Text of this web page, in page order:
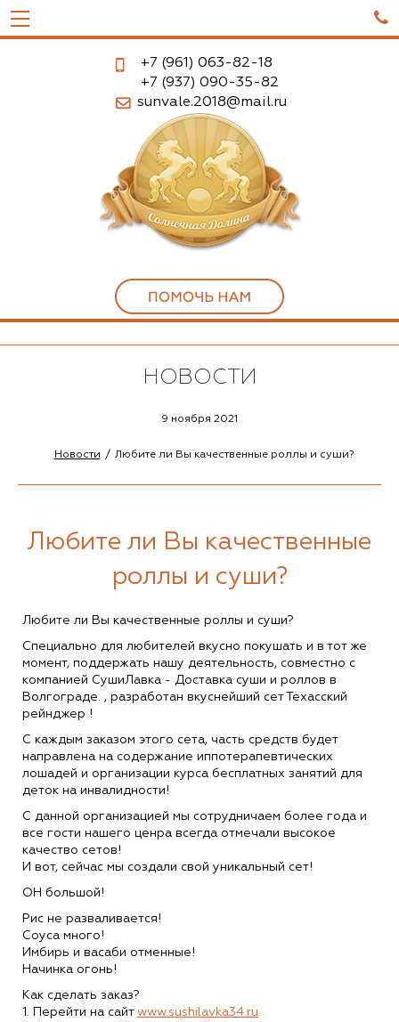

+7 (961) 063-82-18
+7 (937) 090-35-82
sunvale.2018@mail.ru
НОВОСТИ
9 ноября 2021
Новости Любите ли Вы качественные роллы и суши?
Любите ли Вы качественные
роллы и суши?
Любите ли Вы качественные роллы и суши?
Специально для любителей вкусно покушать и в тот же
момент, поддержать нашу деятельность, совместно с
компанией СушиЛавка - Доставка суши и роллов в
Волгограде. , разработан вкуснейший сет Техасский
рейнджер !
С каждым заказом этого сета, часть средств будет
направлена на содержание иппотерапевтических
лошадей и организации курса бесплатных занятий для
деток на инвалидности!
С данной организацией мы сотрудничаем более года и
все гости нашего ценра всегда отмечали высокое
качество сетов!
И вот, сейчас мы создали свой уникальный сет!
ОН большой!
Рис не разваливается!
Соуса много!
Имбирь и васаби отменные!
Начинка огонь!
Как сделать заказ?
1. Перейти на сайт www.sushilavka34.ru